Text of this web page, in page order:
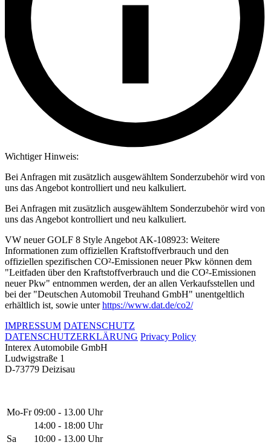
Wichtiger Hinweis:
Bei Anfragen mit zusätzlich ausgewähltem Sonderzubehör wird von
uns das Angebot kontrolliert und neu kalkuliert.
Bei Anfragen mit zusätzlich ausgewähltem Sonderzubehör wird von
uns das Angebot kontrolliert und neu kalkuliert.
VW neuer GOLF 8 Style Angebot AK-108923: Weitere
Informationen zum offiziellen Kraftstoffverbrauch und den
offiziellen spezifischen CO²-Emissionen neuer Pkw können dem
"Leitfaden über den Kraftstoffverbrauch und die CO²-Emissionen
neuer Pkw" entnommen werden, der an allen Verkaufsstellen und
bei der "Deutschen Automobil Treuhand GmbH" unentgeltlich
erhältlich ist, sowie unterhttps://www.dat.de/co2/
IMPRESSUM DATENSCHUTZ
DATENSCHUTZERKLÄRUNG Privacy Policy
Interex Automobile GmbH
Ludwigstraße 1
D-73779 Deizisau
Mo-Fr 09:00 - 13.00 Uhr
14:00 - 18:00 Uhr
Sa
10:00 - 13.00 Uhr